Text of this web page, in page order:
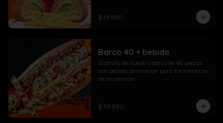
$19.990
Barco 40 + bebida
Disfruta de nuestro barco de 40 piezas
con bebida, promoción para los fanaticos
de los barcos!
$39.990